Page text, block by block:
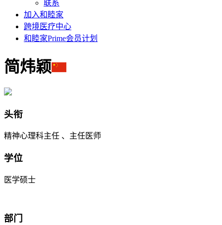
联系
加入和睦家
跨境医疗中心
和睦家Prime会员计划
简炜颖
头衔
精神心理科主任 、主任医师
学位
医学硕士
部门